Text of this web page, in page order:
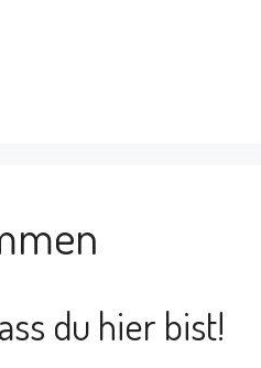
du hier bist!